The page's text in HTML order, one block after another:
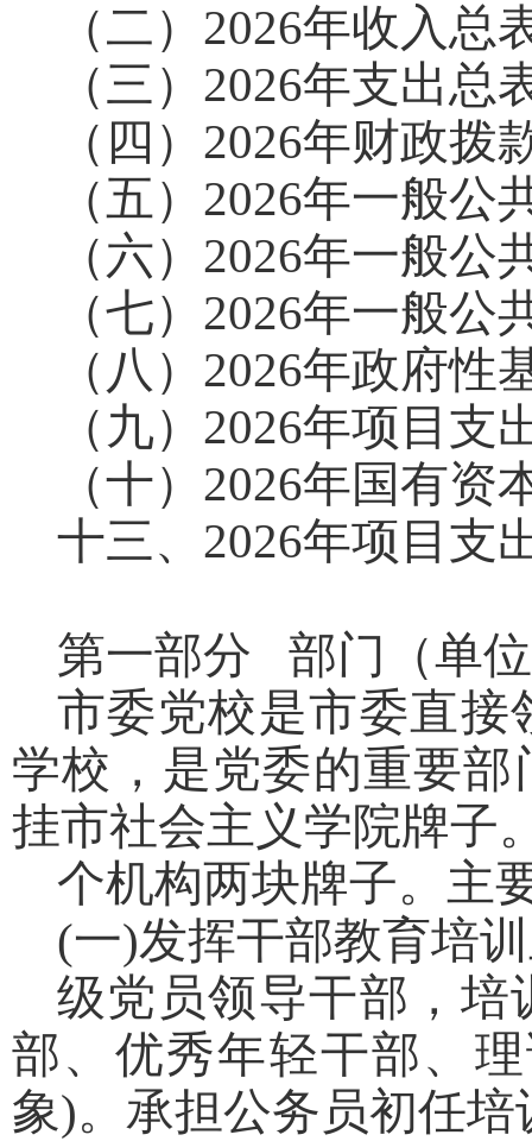
（二）2026年收入总
（三）2026年支出总
（四）2026年财政拨
（五）2026年一般公
（六）2026年一般
（七）2026年一般公
（八）2026年政府性
（九）2026年项目支
（十）2026年国有
十三、2026年项目支
第一部分 部门（单
市委党校是市委直接
学校，是党委的重要
挂市社会主义学院牌子
个机构两块牌子。主
(一)发挥干部教育培
级党员领导干部，培
部、优秀年轻干部、
象)。承担公务员初任